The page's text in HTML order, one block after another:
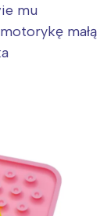
mu
małą